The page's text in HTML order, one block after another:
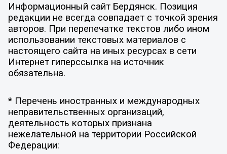
Информационный сайт Бердянск. Позиция
редакции не всегда совпадает с точкой зрения
авторов. При перепечатке текстов либо ином
использовании текстовых материалов с
настоящего сайта на иных ресурсах в сети
Интернет гиперссылка на источник
обязательна.
* Перечень иностранных и международных
неправительственных организаций,
деятельность которых признана
нежелательной на территории Российской
Федерации: